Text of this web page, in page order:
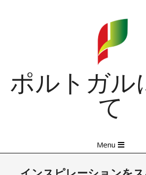
ポルトガル
て
Navigation
Menu